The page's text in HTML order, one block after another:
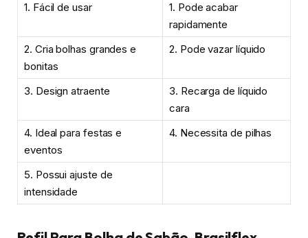
1. Fácil de usar
1. Pode acabar
rapidamente
2. Cria bolhas grandes e
bonitas
2. Pode vazar líquido
3. Design atraente
3. Recarga de líquido
cara
4. Ideal para festas e
eventos
4. Necessita de pilhas
5. Possui ajuste de
intensidade